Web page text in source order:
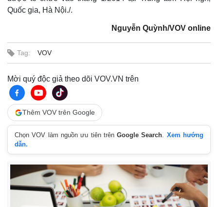
Kinh tế
Bất động sản
Khởi nghiệp
Thị trường
Quốc gia, Hà Nội./.
Nguyễn Quỳnh/VOV online
Tag: VOV
Mời quý độc giả theo dõi VOV.VN trên
Thêm VOV trên Google
Chọn VOV làm nguồn ưu tiên trênGoogle Search. Xem hướng
dẫn.